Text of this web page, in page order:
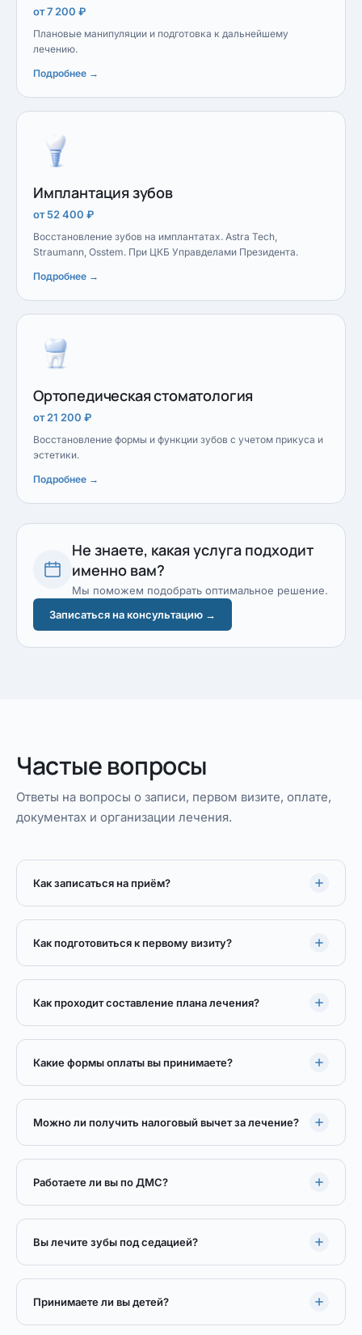
от 7 200 ₽
Плановые манипуляции и подготовка к дальнейшему
лечению.
Подробнее →
Имплантация зубов
от 52 400 ₽
Восстановление зубов на имплантатах. Astra Tech,
Straumann, Osstem. При ЦКБ Управделами Президента.
Подробнее →
Ортопедическая стоматология
от 21 200 ₽
Восстановление формы и функции зубов с учетом прикуса и
эстетики.
Подробнее →
Не знаете, какая услуга подходит
именно вам?
Мы поможем подобрать оптимальное решение.
Записаться на консультацию →
Частые вопросы
Ответы на вопросы о записи, первом визите, оплате,
документах и организации лечения.
Как записаться на приём?
Как подготовиться к первому визиту?
Как проходит составление плана лечения?
Какие формы оплаты вы принимаете?
Можно ли получить налоговый вычет за лечение?
Работаете ли вы по ДМС?
Вы лечите зубы под седацией?
Принимаете ли вы детей?